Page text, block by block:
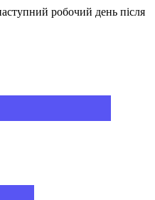
робочий день після